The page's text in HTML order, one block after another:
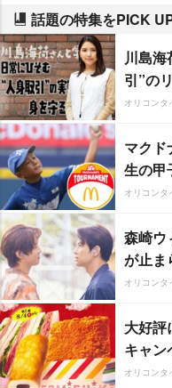
話題の特集をPICK
川島
引”の
オリコンタ
マクド
生の甲
オリコンタ
森崎ウ
が止ま
オリコンタ
大好評
キャン
オリコンタ